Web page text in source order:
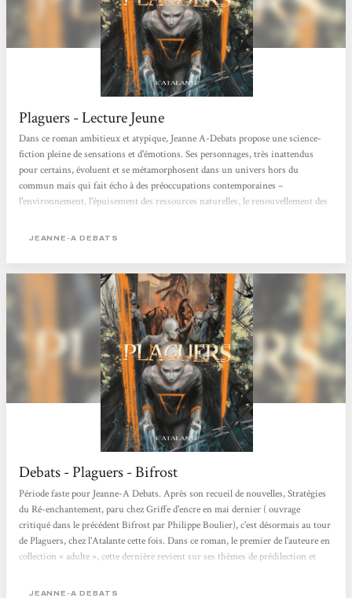
Plaguers - Lecture Jeune
Dans ce roman ambitieux et atypique, Jeanne A-Debats propose une science-
fiction pleine de sensations et d'émotions. Ses personnages, très inattendus
pour certains, évoluent et se métamorphosent dans un univers hors du
commun mais qui fait écho à des préoccupations contemporaines –
l'environnement, l'épuisement des ressources naturelles, le renouvellement des
a été sélectionné pour le prix Bob Morane 2011. Les Plaguers sont apparus dans
JEANNE-A DEBATS
Debats - Plaguers - Bifrost
Période faste pour Jeanne-A Debats. Après son recueil de nouvelles, Stratégies
du Ré-enchantement, paru chez Griffe d'encre en mai dernier ( ouvrage
critiqué dans le précédent Bifrost par Philippe Boulier), c'est désormais au tour
de Plaguers, chez l'Atalante cette fois. Dans ce roman, le premier de l'auteure en
collection « adulte », cette dernière revient sur ses thèmes de prédilection et
d'individus différents doit vivre, voire survivre, dans un environnement
JEANNE-A DEBATS